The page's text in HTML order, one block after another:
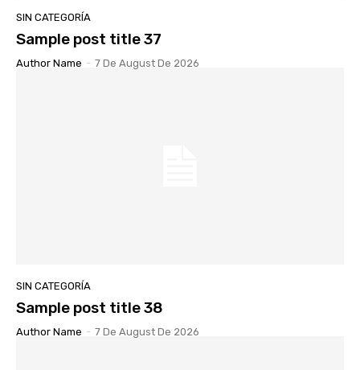
SIN CATEGORÍA
Sample post title 37
Author Name - 7 De August De 2026
SIN CATEGORÍA
Sample post title 38
Author Name - 7 De August De 2026